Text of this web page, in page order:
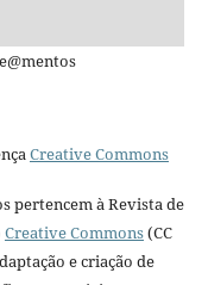
Creative Commons
pertencem à Revista de
Creative Commons(CC
e criação de